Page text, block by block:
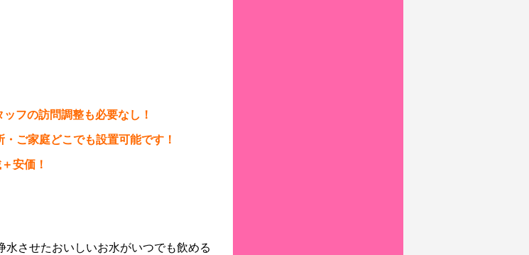
フの訪問調整も必要なし！
ご家庭どこでも設置可能です！
安価！
させたおいしいお水がいつでも飲める